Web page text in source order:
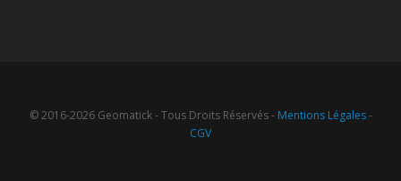
© 2016-2026 Geomatick - Tous Droits Réservés - Mentions Légales-
CGV